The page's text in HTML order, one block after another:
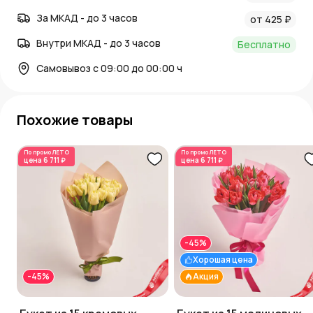
За МКАД - до 3 часов
от 425 ₽
Внутри МКАД - до 3 часов
Бесплатно
Самовывоз с 09:00 до 00:00 ч
Похожие товары
По промоЛЕТО
цена 6 711 ₽
-45%
По промоЛЕТО
цена 6 711 ₽
Акция
Хорошая цена
-45%